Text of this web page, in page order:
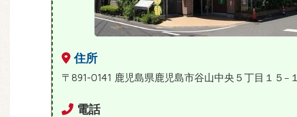
住所
〒891-0141 鹿児島県鹿児島市谷山中央５丁目１５−１
電話